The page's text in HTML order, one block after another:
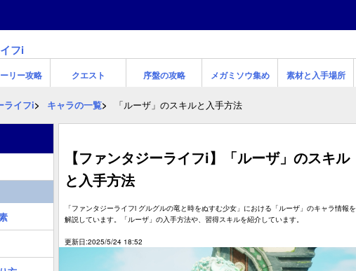
フi
リー攻略 クエスト 序盤の攻略 メガミソウ集め 素材と入手場所
ライフi キャラの一覧 「ルーザ」のスキルと入手方法
【ファンタジーライフi】「ルーザ」のスキル
と入手方法
「ファンタジーライフi グルグルの竜と時をぬすむ少女」における「ルーザ」のキャラ情報を
解説しています。「ルーザ」の入手方法や、習得スキルを紹介しています。
更新日:2025/5/24 18:52